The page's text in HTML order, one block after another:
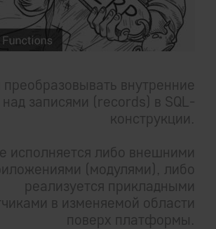
внутренние
записями (records) в SQL-
конструкции.
исполняется либо внешними
(модулями), либо
реализуется прикладными
в изменяемой области
поверх платформы.